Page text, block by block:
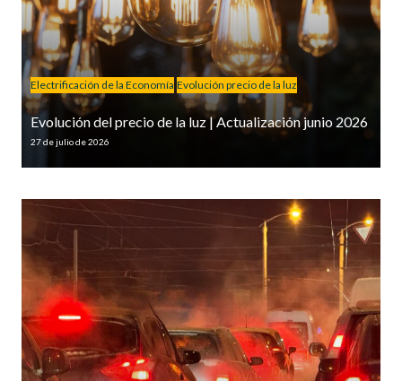
Electrificación de la Economía Evolución precio de la luz
Evolución del precio de la luz | Actualización junio 2026
27 de julio de 2026